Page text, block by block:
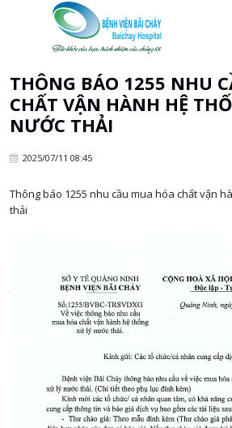
Giới thiệu
Chuyên khoa
Tin tức
Dành cho khách hàng
THÔNG BÁO 1255 NHU
CHẤT VẬN HÀNH HỆ
NƯỚC THẢI
2025/07/11 08:45
Thông báo 1255 nhu cầu mua hóa chất vận
thải